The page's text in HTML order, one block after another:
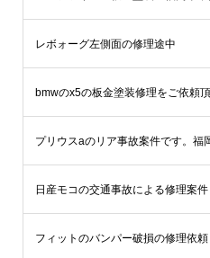
レボォーグ左側面の修理途中
bmwのx5の板金塗装修理をご依頼
プリウスaのリア事故案件です。福
日産モコの交通事故による修理案
フィットのバンパー破損の修理依